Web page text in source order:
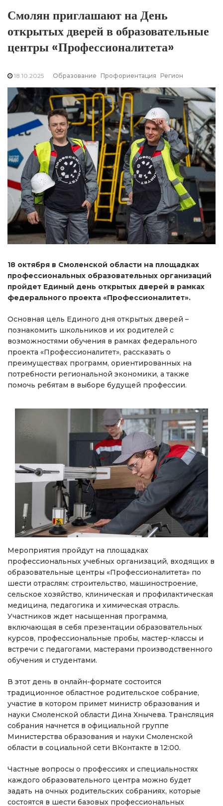
Смолян приглашают на День
открытых дверей в образовательные
центры «Профессионалитета»
18.10.2025 Образование Профориентация Регион
18 октября в Смоленской области на площадках
профессиональных образовательных организаций
пройдет Единый день открытых дверей в рамках
федерального проекта «Профессионалитет».
Основная цель Единого дня открытых дверей –
познакомить школьников и их родителей с
возможностями обучения в рамках федерального
проекта «Профессионалитет», рассказать о
преимуществах программ, ориентированных на
потребности региональной экономики, а также
помочь ребятам в выборе будущей профессии.
Мероприятия пройдут на площадках
профессиональных учебных организаций, входящих в
образовательные центры «Профессионалитета» по
шести отраслям: строительство, машиностроение,
сельское хозяйство, клиническая и профилактическая
медицина, педагогика и химическая отрасль.
Участников ждет насыщенная программа,
включающая в себя презентации образовательных
курсов, профессиональные пробы, мастер-классы и
встречи с педагогами, мастерами производственного
обучения и студентами.
В этот день в онлайн-формате состоится
традиционное областное родительское собрание,
участие в котором примет министр образования и
науки Смоленской области Дина Хнычева. Трансляция
собрания начнется в официальной группе
Министерства образования и науки Смоленской
области в социальной сети ВКонтакте в 12:00.
Частные вопросы о профессиях и специальностях
каждого образовательного центра можно будет
задать на очных родительских собраниях, которые
состоятся в шести базовых профессиональных